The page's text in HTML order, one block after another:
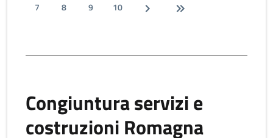
7
8 9 10
Congiuntura servizi e
costruzioni Romagna